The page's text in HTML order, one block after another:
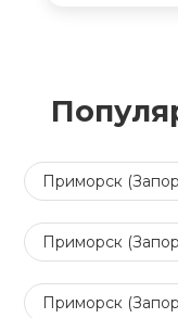
Приморск
Приморск
Приморск